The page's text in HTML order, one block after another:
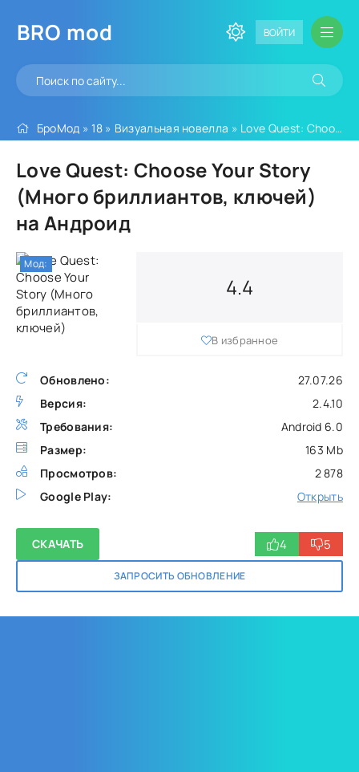
BRO mod ВОЙТИ
БроМод »18» Визуальная новелла » Love Quest: Choose Your Story (Много бриллиантов, ключей)
Love Quest: Choose Your Story
(Много бриллиантов, ключей)
на Андроид
Обновлено:
27.07.26
Версия:
2.4.10
Требования:
Android 6.0
Размер:
163 Mb
Просмотров:
2 878
Google Play:
Открыть
4.4
В избранное
СКАЧАТЬ
ЗАПРОСИТЬ ОБНОВЛЕНИЕ
4 5
Мод: